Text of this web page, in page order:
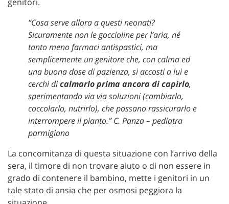
genitori.
“Cosa serve allora a questi neonati?
Sicuramente non le goccioline per l’aria, né
tanto meno farmaci antispastici, ma
semplicemente un genitore che, con calma ed
una buona dose di pazienza, siaccosti a lui e
cerchi dicalmarlo prima ancora di capirlo,
sperimentando via via soluzioni (cambiarlo,
coccolarlo, nutrirlo), che possano rassicurarlo e
interrompere il pianto.” C. Panza – pediatra
parmigiano
La concomitanza di questa situazione con l’arrivo della
sera, il timore di non trovare aiuto o di non essere in
grado di contenere il bambino, mette i genitori in un
tale stato di ansia che per osmosi peggiora la